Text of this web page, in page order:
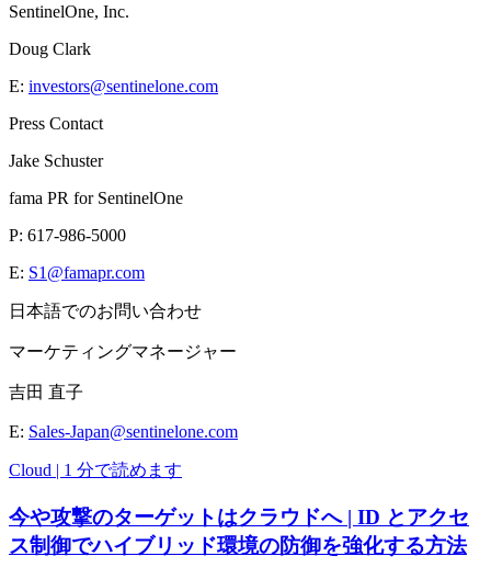
SentinelOne, Inc.
Doug Clark
E: investors@sentinelone.com
Press Contact
Jake Schuster
fama PR for SentinelOne
P: 617-986-5000
E: S1@famapr.com
日本語でのお問い合わせ
マーケティングマネージャー
吉田 直子
E: Sales-Japan@sentinelone.com
Cloud | 1 分で読めます
今や攻撃のターゲットはクラウドへ | ID とアクセ
ス制御でハイブリッド環境の防御を強化する方法